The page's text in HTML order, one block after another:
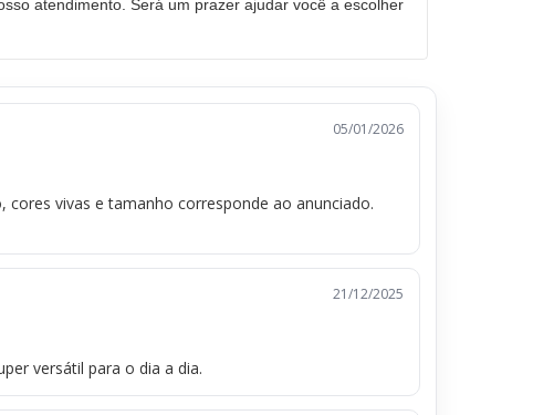
atendimento. Será um prazer ajudar você a escolher
05/01/2026
vivas e tamanho corresponde ao anunciado.
21/12/2025
versátil para o dia a dia.